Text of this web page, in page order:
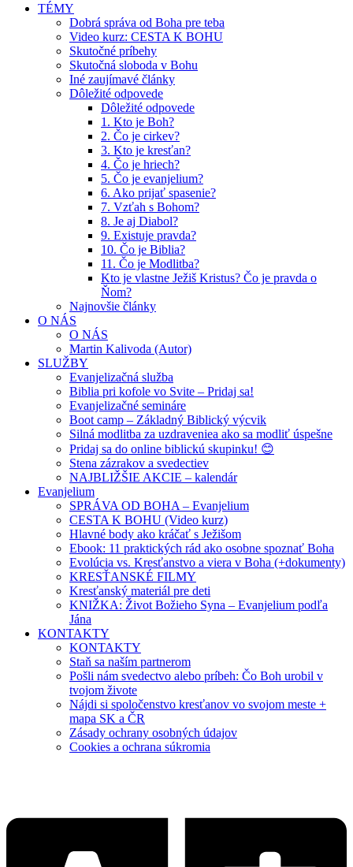
TÉMY
Dobrá správa od Boha pre teba
Video kurz: CESTA K BOHU
Skutočné príbehy
Skutočná sloboda v Bohu
Iné zaujímavé články
Dôležité odpovede
Dôležité odpovede
1. Kto je Boh?
2. Čo je cirkev?
3. Kto je kresťan?
4. Čo je hriech?
5. Čo je evanjelium?
6. Ako prijať spasenie?
7. Vzťah s Bohom?
8. Je aj Diabol?
9. Existuje pravda?
10. Čo je Biblia?
11. Čo je Modlitba?
Kto je vlastne Ježiš Kristus? Čo je pravda o
Ňom?
Najnovšie články
O NÁS
O NÁS
Martin Kalivoda (Autor)
SLUŽBY
Evanjelizačná služba
Biblia pri kofole vo Svite – Pridaj sa!
Evanjelizačné semináre
Boot camp – Základný Biblický výcvik
Silná modlitba za uzdraveniea ako sa modliť úspešne
Pridaj sa do online biblickú skupinku! 😊
Stena zázrakov a svedectiev
NAJBLIŽŠIE AKCIE – kalendár
Evanjelium
SPRÁVA OD BOHA – Evanjelium
CESTA K BOHU (Video kurz)
Hlavné body ako kráčať s Ježišom
Ebook: 11 praktických rád ako osobne spoznať Boha
Evolúcia vs. Kresťanstvo a viera v Boha (+dokumenty)
KRESŤANSKÉ FILMY
Kresťanský materiál pre deti
KNIŽKA: Život Božieho Syna – Evanjelium podľa
Jána
KONTAKTY
KONTAKTY
Staň sa naším partnerom
Pošli nám svedectvo alebo príbeh: Čo Boh urobil v
tvojom živote
Nájdi si spoločenstvo kresťanov vo svojom meste +
mapa SK a ČR
Zásady ochrany osobných údajov
Cookies a ochrana súkromia